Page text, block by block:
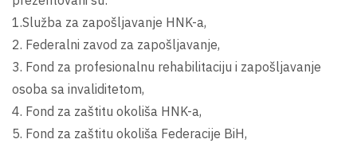
1.Služba za zapošljavanje HNK-a,
2. Federalni zavod za zapošljavanje,
3. Fond za profesionalnu rehabilitaciju i zapošljavanje
osoba sa invaliditetom,
4. Fond za zaštitu okoliša HNK-a,
5. Fond za zaštitu okoliša Federacije BiH,